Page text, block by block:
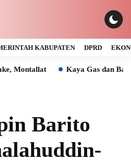
KABUPATEN DPRD
Kaya Gas dan Batu Bara
Barito